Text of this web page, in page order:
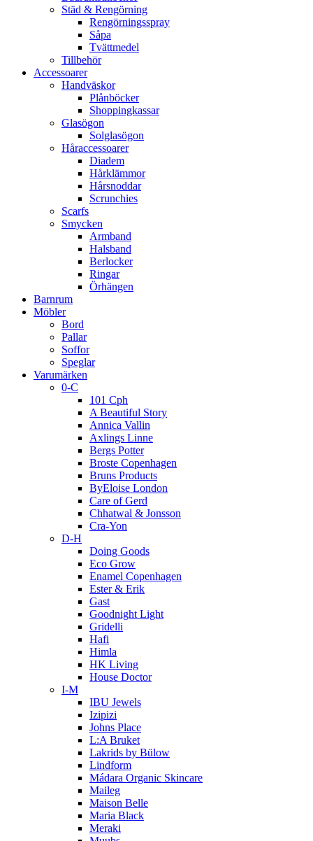
Städ & Rengörning
Rengörningsspray
Såpa
Tvättmedel
Tillbehör
Accessoarer
Handväskor
Plånböcker
Shoppingkassar
Glasögon
Solglasögon
Håraccessoarer
Diadem
Hårklämmor
Hårsnoddar
Scrunchies
Scarfs
Smycken
Armband
Halsband
Berlocker
Ringar
Örhängen
Barnrum
Möbler
Bord
Pallar
Soffor
Speglar
Varumärken
0-C
101 Cph
A Beautiful Story
Annica Vallin
Axlings Linne
Bergs Potter
Broste Copenhagen
Bruns Products
ByEloise London
Care of Gerd
Chhatwal & Jonsson
Cra-Yon
D-H
Doing Goods
Eco Grow
Enamel Copenhagen
Ester & Erik
Gast
Goodnight Light
Gridelli
Hafi
Himla
HK Living
House Doctor
I-M
IBU Jewels
Izipizi
Johns Place
L:A Bruket
Lakrids by Bülow
Lindform
Mádara Organic Skincare
Maileg
Maison Belle
Maria Black
Meraki